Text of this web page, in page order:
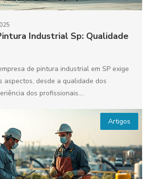
Industrial Sp: Qualidade
de pintura industrial em SP exige
aspectos, desde a qualidade dos
dos profissionais....
Artigos